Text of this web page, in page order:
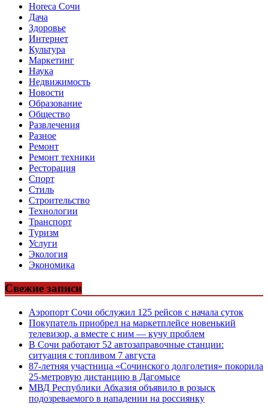
Horeca Сочи
Дача
Здоровье
Интернет
Культура
Маркетинг
Наука
Недвижимость
Новости
Образование
Общество
Развлечения
Разное
Ремонт
Ремонт техники
Ресторация
Спорт
Стиль
Строительство
Технологии
Транспорт
Туризм
Услуги
Экология
Экономика
Свежие записи
Аэропорт Сочи обслужил 125 рейсов с начала суток
Покупатель приобрел на маркетплейсе новенький
телевизор, а вместе с ним — кучу проблем
В Сочи работают 52 автозаправочные станции:
ситуация с топливом 7 августа
87-летняя участница «Сочинского долголетия» покорила
25-метровую дистанцию в Дагомысе
МВД Республики Абхазия объявило в розыск
подозреваемого в нападении на россиянку